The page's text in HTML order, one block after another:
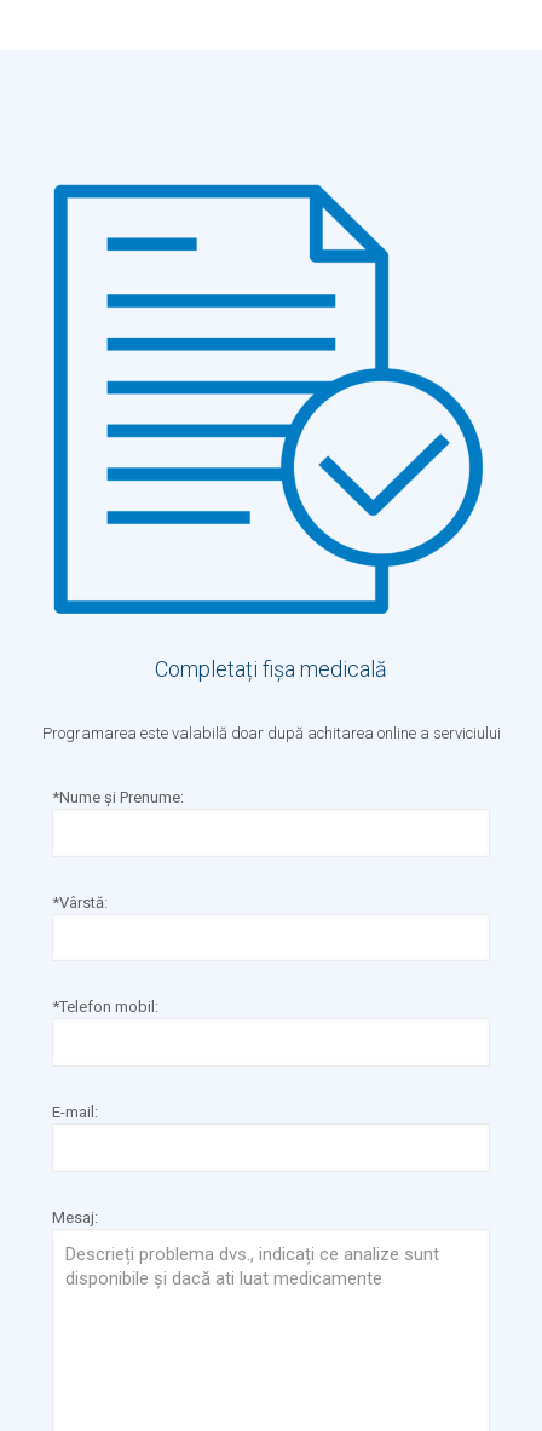
Completați fișa medicală
Programarea este valabilă doar după achitarea online a serviciului
*Nume și Prenume:
*Vârstă:
*Telefon mobil:
E-mail:
Mesaj: